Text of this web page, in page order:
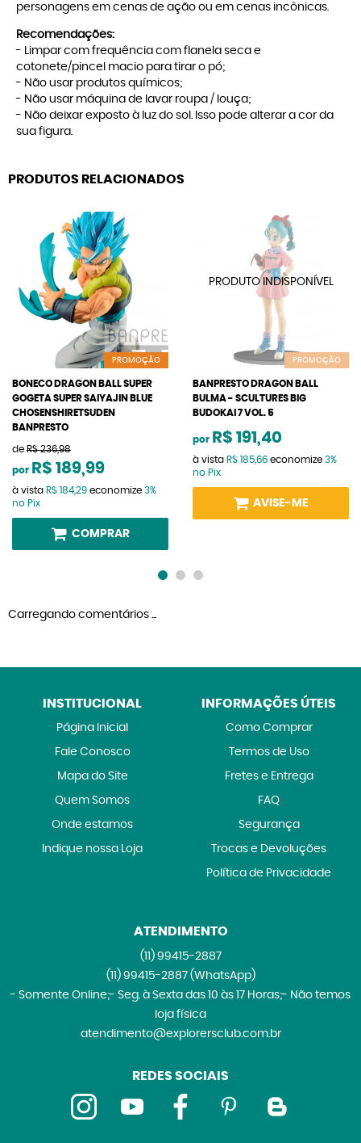
personagens em cenas de ação ou em cenas incônicas.
Recomendações:
- Limpar com frequência com flanela seca e
cotonete/pincel macio para tirar o pó;
- Não usar produtos químicos;
- Não usar máquina de lavar roupa / louça;
- Não deixar exposto à luz do sol. Isso pode alterar a cor da
sua figura.
PRODUTOS RELACIONADOS
PROMOÇÃO
BONECO DRAGON BALL SUPER
GOGETA SUPER SAIYAJIN BLUE
CHOSENSHIRETSUDEN
BANPRESTO
de R$ 236,98
por R$ 189,99
à vista R$ 184,29 economize 3%
no Pix
COMPRAR
PROMOÇÃO
BANPRESTO DRAGON BALL
BULMA - SCULTURES BIG
BUDOKAI 7 VOL. 5
por R$ 191,40
à vista R$ 185,66 economize 3%
no Pix
AVISE-ME
Carregando comentários ...
INSTITUCIONAL
Página Inicial
Fale Conosco
Mapa do Site
Quem Somos
Onde estamos
Indique nossa Loja
INFORMAÇÕES ÚTEIS
Como Comprar
Termos de Uso
Fretes e Entrega
FAQ
Segurança
Trocas e Devoluções
Política de Privacidade
ATENDIMENTO
(11)99415-2887
(11)99415-2887 (WhatsApp)
- Somente Online;- Seg. à Sexta das 10 às 17 Horas;- Não temos
loja física
atendimento@explorersclub.com.br
REDES SOCIAIS